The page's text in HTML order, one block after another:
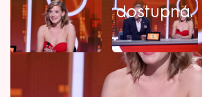
Seriály
Horoskopy
Sledujte prima+
dostupná.
Když se Richard Genzer zeptá